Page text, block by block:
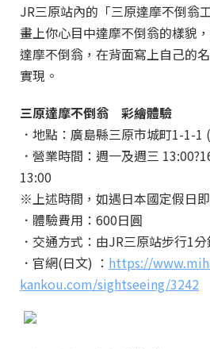
JR三原站內的「三原達摩不倒翁
畫上你心目中達摩不倒翁的樣貌
達摩不倒翁，在背面寫上自己的
實現。
三原達摩不倒翁 彩繪體驗
．地點：廣島縣三原市城町1-1-1
．營業時間：週一及週三
13:00
※上述時間，如遇日本國定假日即
．體驗費用：600日圓
．交通方式：由JR三原站步行1
．官網(日文) ： https://
kankou.com/sightseeing/3242